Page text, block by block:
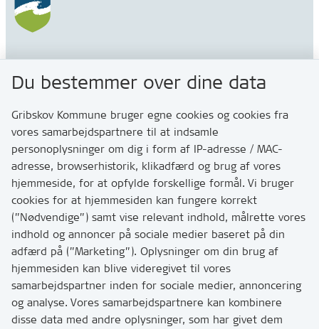
Gribskov Kommune
Rådhusvej 3
3200 Helsinge
Kontakt
Skriv til os via Digital Post
Har du brug for at komme i kontakt med os? Se her
hvordan
Tip os om huller i vejen eller andet
T:7249 6000
Bemærk: vi har mange opkald mellem kl. 10 og 11
Links
Du bestemmer over dine data
Gribskov Kommune bruger egne cookies og cookies fra
vores samarbejdspartnere til at indsamle
personoplysninger om dig i form af IP-adresse / MAC-
adresse, browserhistorik, klikadfærd og brug af vores
hjemmeside, for at opfylde forskellige formål. Vi bruger
cookies for at hjemmesiden kan fungere korrekt
(”Nødvendige”) samt vise relevant indhold, målrette vores
indhold og annoncer på sociale medier baseret på din
adfærd på (”Marketing”). Oplysninger om din brug af
hjemmesiden kan blive videregivet til vores
samarbejdspartner inden for sociale medier, annoncering
og analyse. Vores samarbejdspartnere kan kombinere
disse data med andre oplysninger, som har givet dem